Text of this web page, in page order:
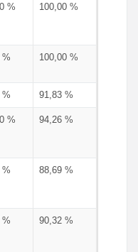
% 100,00 %
% 100,00 %
% 91,83 %
% 94,26 %
% 88,69 %
% 90,32 %